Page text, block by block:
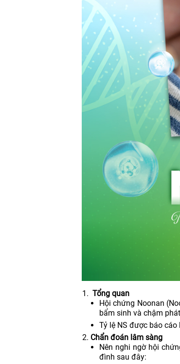
Tổng quan
Hội chứng Noonan
bẩm sinh và chậm
Tỷ lệ NS được báo
Chẩn đoán lâm sàng
Nên nghi ngờ hội
đình sau đây: